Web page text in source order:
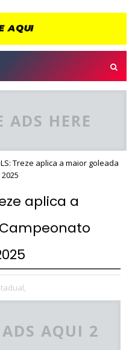
ADS HERE
Treze aplica a maior goleada
aplica a
ADS AQUI 2